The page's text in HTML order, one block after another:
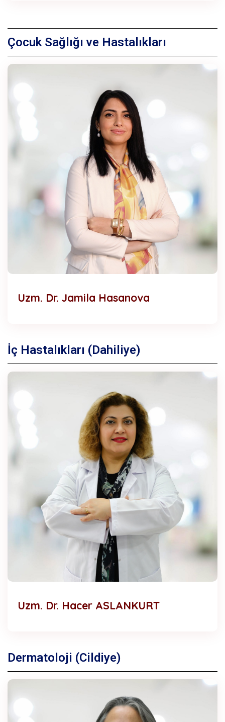
Çocuk Sağlığı ve Hastalıkları
Uzm. Dr. Jamila Hasanova
İç Hastalıkları (Dahiliye)
Uzm. Dr. Hacer ASLANKURT
Dermatoloji (Cildiye)